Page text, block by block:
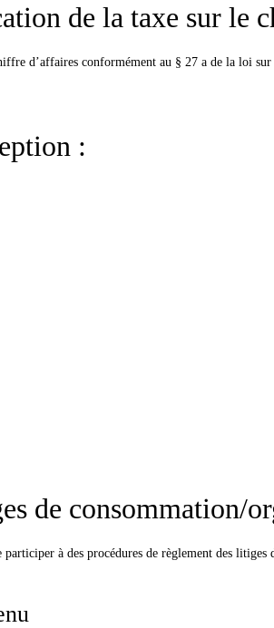
de la taxe sur le
d’affaires conformément au § 27 a de la loi
:
de consommation/
participer à des procédures de règlement des